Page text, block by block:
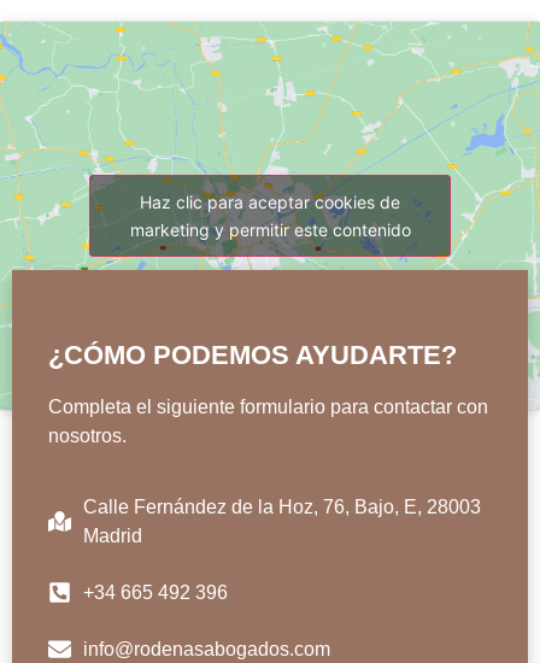
Haz clic para aceptar cookies de
marketing y permitir este contenido
¿CÓMO PODEMOS AYUDARTE?
Completa el siguiente formulario para contactar con
nosotros.
Calle Fernández de la Hoz, 76, Bajo, E, 28003
Madrid
+34 665 492 396
info@rodenasabogados.com